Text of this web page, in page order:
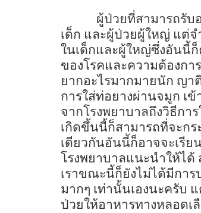
ผู้ป่วยที่สามารถรับ
เด็ก และผู้ป่วยผู้ใหญ่ แต่
ในเด็กและผู้ใหญ่ซึ่งอันนี้
ของโรคและความต้องกา
ยากอะไรมากมายนัก ญา
การใส่ท่อยางผ่านจมูก เ
จากโรงพยาบาลถึงวิธีกา
เกิดขึ้นนี้ก็สามารถที่จะกร
เดียวกันอันนี้ก็อาจจะเรี
โรงพยาบาลแนะนำให้ได้
เราขณะนี้ก็ยังไม่ได้มีกา
มากๆ เท่านั้นเองนะครับ
ป่วยให้อาหารทางหลอดเ